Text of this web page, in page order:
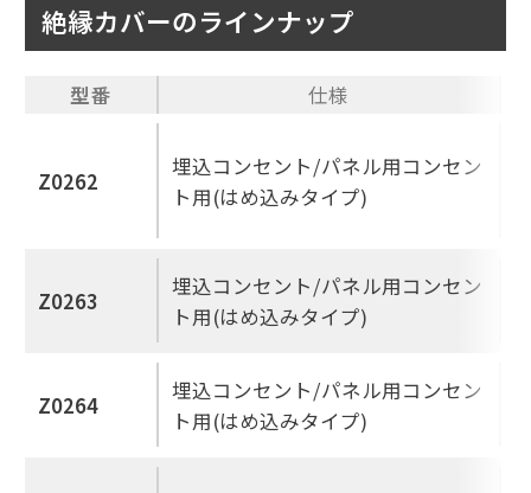
絶縁カバーのラインナップ
型番 仕様
Z0262
埋込コンセント/パネル用コンセン
ト用(はめ込みタイプ)
Z0263
埋込コンセント/パネル用コンセン
ト用(はめ込みタイプ)
Z0264
埋込コンセント/パネル用コンセン
ト用(はめ込みタイプ)